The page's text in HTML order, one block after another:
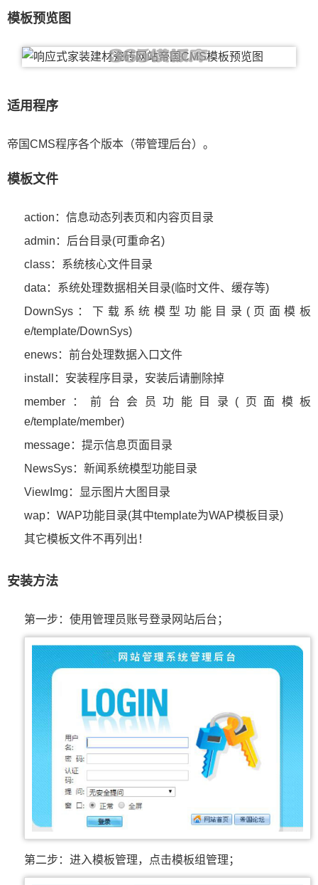
模板预览图
适用程序
帝国CMS程序各个版本（带管理后台）。
模板文件
action：信息动态列表页和内容页目录
admin：后台目录(可重命名)
class：系统核心文件目录
data：系统处理数据相关目录(临时文件、缓存等)
DownSys：下载系统模型功能目录(页面模板
e/template/DownSys)
enews：前台处理数据入口文件
install：安装程序目录，安装后请删除掉
member：前台会员功能目录(页面模板
e/template/member)
message：提示信息页面目录
NewsSys：新闻系统模型功能目录
ViewImg：显示图片大图目录
wap：WAP功能目录(其中template为WAP模板目录)
其它模板文件不再列出！
安装方法
第一步：使用管理员账号登录网站后台；
第二步：进入模板管理，点击模板组管理；